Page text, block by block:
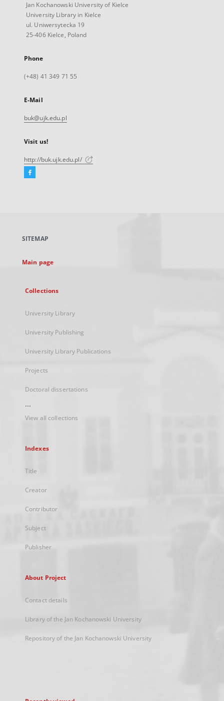
Jan Kochanowski University of Kielce
University Library in Kielce
ul. Uniwersytecka 19
25-406 Kielce, Poland
Phone
(+48) 41 349 71 55
E-Mail
buk@ujk.edu.pl
Visit us!
http://buk.ujk.edu.pl/
Facebook
new
SITEMAP
Main page
Collections
University Library
University Publishing
University Library Publications
Projects
Doctoral dissertations
...
View all collections
Indexes
Title
Creator
Contributor
Subject
Publisher
About Project
Contact details
Library of the Jan Kochanowski University
Repository of the Jan Kochanowski University